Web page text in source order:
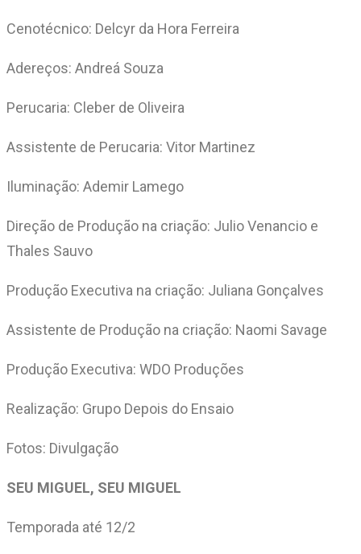
Cenotécnico: Delcyr da Hora Ferreira
Adereços: Andreá Souza
Perucaria: Cleber de Oliveira
Assistente de Perucaria: Vitor Martinez
Iluminação: Ademir Lamego
Direção de Produção na criação: Julio Venancio e
Thales Sauvo
Produção Executiva na criação: Juliana Gonçalves
Assistente de Produção na criação: Naomi Savage
Produção Executiva: WDO Produções
Realização: Grupo Depois do Ensaio
Fotos: Divulgação
SEU MIGUEL, SEU MIGUEL
Temporada até 12/2